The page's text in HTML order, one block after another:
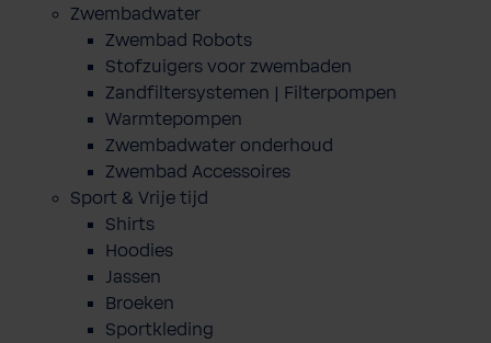
Zwembadwater
Zwembad Robots
Stofzuigers voor zwembaden
Zandfiltersystemen | Filterpompen
Warmtepompen
Zwembadwater onderhoud
Zwembad Accessoires
Sport & Vrije tijd
Shirts
Hoodies
Jassen
Broeken
Sportkleding